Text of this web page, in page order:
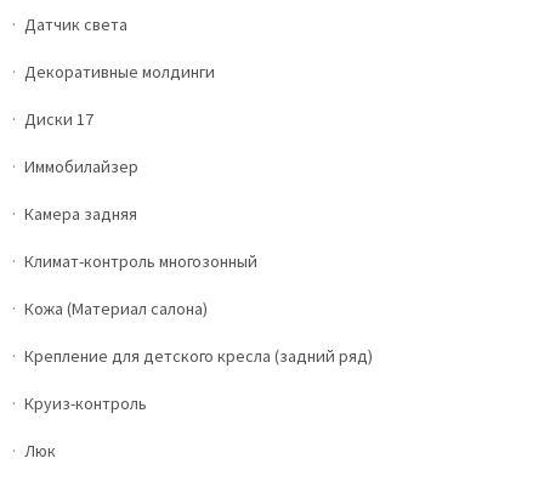
Датчик света
Декоративные молдинги
Диски 17
Иммобилайзер
Камера задняя
Климат-контроль многозонный
Кожа (Материал салона)
Крепление для детского кресла (задний ряд)
Круиз-контроль
Люк